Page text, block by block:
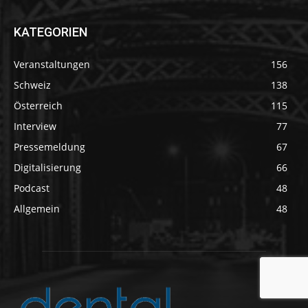
KATEGORIEN
Veranstaltungen
156
Schweiz
138
Österreich
115
Interview
77
Pressemeldung
67
Digitalisierung
66
Podcast
48
Allgemein
48